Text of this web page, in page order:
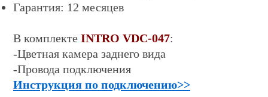
Гарантия: 12 месяцев
В комплекте INTRO VDC-047:
-Цветная камера заднего вида
-Провода подключения
Инструкция по подключению>>